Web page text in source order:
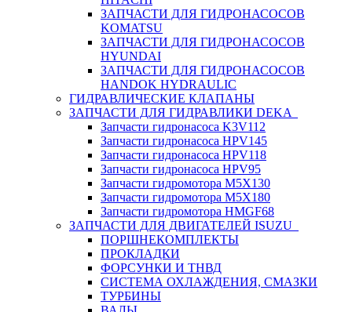
ЗАПЧАСТИ ДЛЯ ГИДРОНАСОСОВ
KOMATSU
ЗАПЧАСТИ ДЛЯ ГИДРОНАСОСОВ
HYUNDAI
ЗАПЧАСТИ ДЛЯ ГИДРОНАСОСОВ
HANDOK HYDRAULIC
ГИДРАВЛИЧЕСКИЕ КЛАПАНЫ
ЗАПЧАСТИ ДЛЯ ГИДРАВЛИКИ DEKA
Запчасти гидронасоса K3V112
Запчасти гидронасоса HPV145
Запчасти гидронасоса HPV118
Запчасти гидронасоса HPV95
Запчасти гидромотора M5X130
Запчасти гидромотора M5X180
Запчасти гидромотора HMGF68
ЗАПЧАСТИ ДЛЯ ДВИГАТЕЛЕЙ ISUZU
ПОРШНЕКОМПЛЕКТЫ
ПРОКЛАДКИ
ФОРСУНКИ И ТНВД
СИСТЕМА ОХЛАЖДЕНИЯ, СМАЗКИ
ТУРБИНЫ